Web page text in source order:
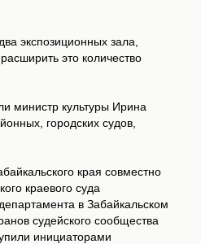
экспозиционных зала,
это количество
министр культуры Ирина
городских судов,
края совместно
краевого суда
в Забайкальском
судейского сообщества
инициаторами